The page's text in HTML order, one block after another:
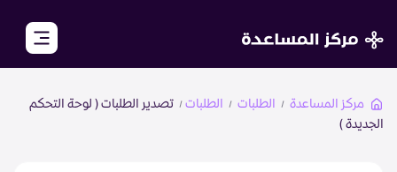
close
الرئيسية
مركز المساعدة الطلبات الطلبات تصدير الطلبات ( لوحة التحكم
الجديدة )